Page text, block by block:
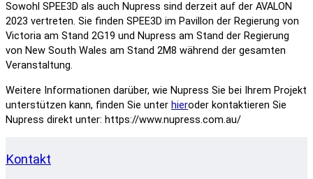
Sowohl SPEE3D als auch Nupress sind derzeit auf der AVALON
2023 vertreten. Sie finden SPEE3D im Pavillon der Regierung von
Victoria am Stand 2G19 und Nupress am Stand der Regierung
von New South Wales am Stand 2M8 während der gesamten
Veranstaltung.
Weitere Informationen darüber, wie Nupress Sie bei Ihrem Projekt
unterstützen kann, finden Sie unter hieroder kontaktieren Sie
Nupress direkt unter: https://www.nupress.com.au/
Kontakt